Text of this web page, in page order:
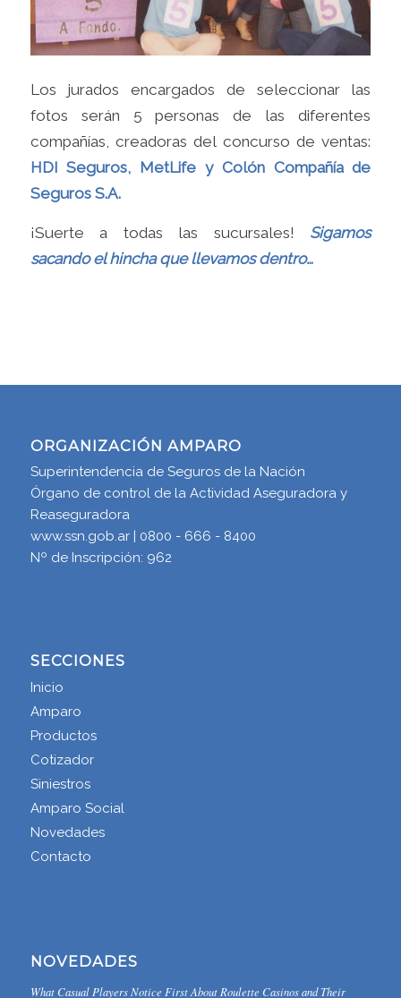
Los jurados encargados de seleccionar las
fotos serán 5 personas de las diferentes
compañías, creadoras del concurso de ventas:
HDI Seguros, MetLife y Colón Compañía de
Seguros S.A.
¡Suerte a todas las sucursales! Sigamos
sacando el hincha que llevamos dentro…
ORGANIZACIÓN AMPARO
Superintendencia de Seguros de la Nación
Órgano de control de la Actividad Aseguradora y
Reaseguradora
www.ssn.gob.ar | 0800 - 666 - 8400
Nº de Inscripción: 962
SECCIONES
Inicio
Amparo
Productos
Cotizador
Siniestros
Amparo Social
Novedades
Contacto
NOVEDADES
What Casual Players Notice First About Roulette Casinos and Their